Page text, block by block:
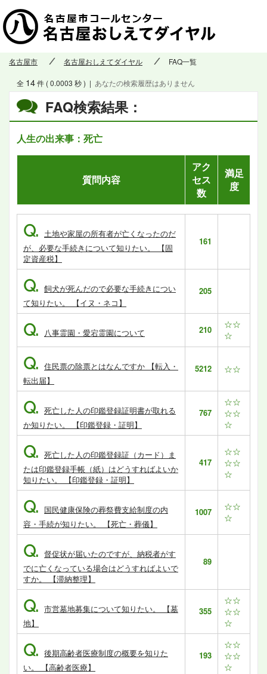
名古屋市 名古屋おしえてダイヤル FAQ一覧
FAQ検索結果：
人生の出来事：死亡
全 14件 ( 0.0003 秒 ) | あなたの検索履歴はありません
質問内容
アク
セス
数
満足
度
Q. 土地や家屋の所有者が亡くなったのだ
が、必要な手続きについて知りたい。 【固
定資産税】
161
Q. 飼犬が死んだので必要な手続きについ
て知りたい。 【イヌ・ネコ】
205
Q. 八事霊園・愛宕霊園について 210
☆☆
☆
Q. 住民票の除票とはなんですか 【転入・
転出届】
5212 ☆☆
Q. 死亡した人の印鑑登録証明書が取れる
か知りたい。 【印鑑登録・証明】
767
☆☆
☆☆
☆
Q. 死亡した人の印鑑登録証（カード）ま
たは印鑑登録手帳（紙）はどうすればよいか
知りたい。 【印鑑登録・証明】
417
☆☆
☆☆
☆
Q. 国民健康保険の葬祭費支給制度の内
容・手続が知りたい。 【死亡・葬儀】
1007
☆☆
☆
Q. 督促状が届いたのですが、納税者がす
でに亡くなっている場合はどうすればよいで
すか。 【滞納整理】
89
Q. 市営墓地募集について知りたい。 【墓
地】
355
☆☆
☆☆
☆
Q. 後期高齢者医療制度の概要を知りた
い。 【高齢者医療】
193
☆☆
☆☆
☆